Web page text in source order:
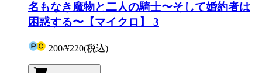
名もなき魔物と二人の騎士〜そして婚約者は
困惑する〜【マイクロ】 3
200/¥220(税込)